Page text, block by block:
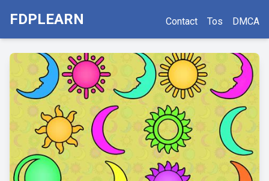
FDPLEARN Contact Tos DMCA